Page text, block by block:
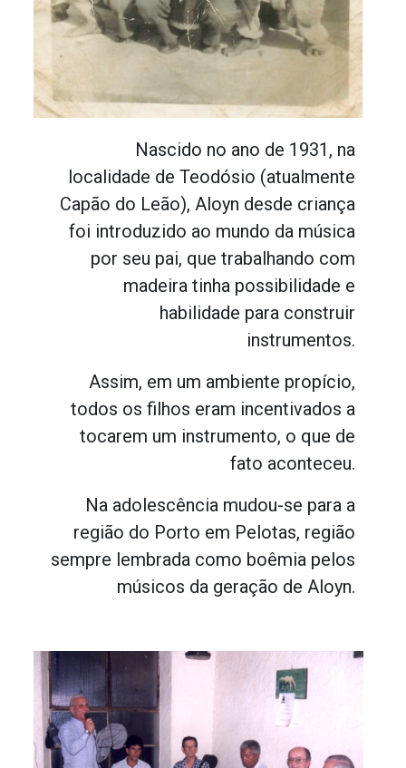
Nascido no ano de 1931, na
localidade de Teodósio (atualmente
Capão do Leão), Aloyn desde criança
foi introduzido ao mundo da música
por seu pai, que trabalhando com
madeira tinha possibilidade e
habilidade para construir
instrumentos.
Assim, em um ambiente propício,
todos os filhos eram incentivados a
tocarem um instrumento, o que de
fato aconteceu.
Na adolescência mudou-se para a
região do Porto em Pelotas, região
sempre lembrada como boêmia pelos
músicos da geração de Aloyn.